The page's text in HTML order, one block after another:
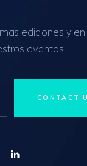
ediciones y en
eventos.